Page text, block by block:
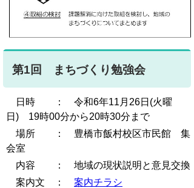
第1回 まちづくり勉強会
日時 ： 令和6年11月26日(火曜
日) 19時00分から20時30分まで
場所 ： 豊橋市飯村校区市民館 集
会室
内容 ： 地域の現状説明と意見交換
案内文 ： 案内チラシ